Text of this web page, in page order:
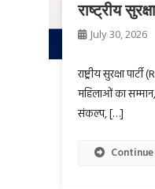
राष्ट्रीय
July 30, 2026
राष्ट्रीय सुरक्षा
महिलाओं का सम्मान,
संकल्प, […]